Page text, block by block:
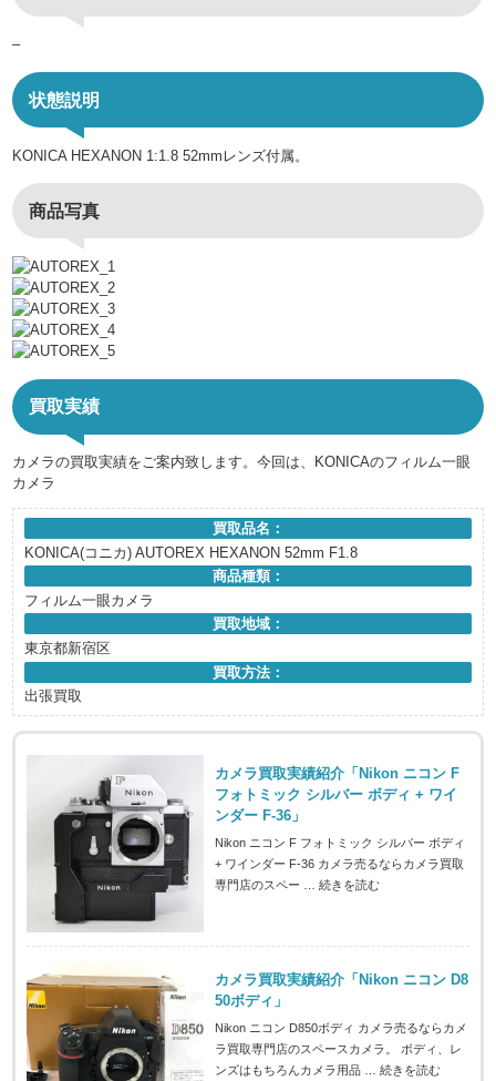
–
状態説明
KONICA HEXANON 1:1.8 52mmレンズ付属。
商品写真
買取実績
カメラの買取実績をご案内致します。今回は、KONICAのフィルム一眼
カメラ
買取品名：
KONICA(コニカ) AUTOREX HEXANON 52mm F1.8
商品種類：
フィルム一眼カメラ
買取地域：
東京都新宿区
買取方法：
出張買取
カメラ買取実績紹介「Nikon ニコン F
フォトミック シルバー ボディ + ワイ
ンダー F-36」
Nikon ニコン F フォトミック シルバー ボディ
+ ワインダー F-36 カメラ売るならカメラ買取
専門店のスペー …続きを読む
カメラ買取実績紹介「Nikon ニコン D8
50ボディ」
Nikon ニコン D850ボディ カメラ売るならカメ
ラ買取専門店のスペースカメラ。 ボディ、レ
ンズはもちろんカメラ用品 …続きを読む